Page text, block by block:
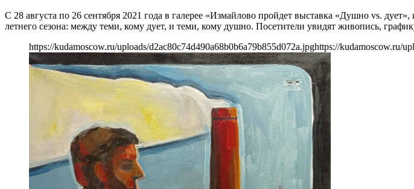
С 28 августа по 26 сентября 2021 года в галерее «Измайлово пройдет выставка «Душно vs.
летнего сезона: между теми, кому дует, и теми, кому душно. Посетители увидят живопись,
https://kudamoscow.ru/uploads/d2ac80c74d490a68b0b6a79b855d072a.jpghttps://kudamoscow.ru/